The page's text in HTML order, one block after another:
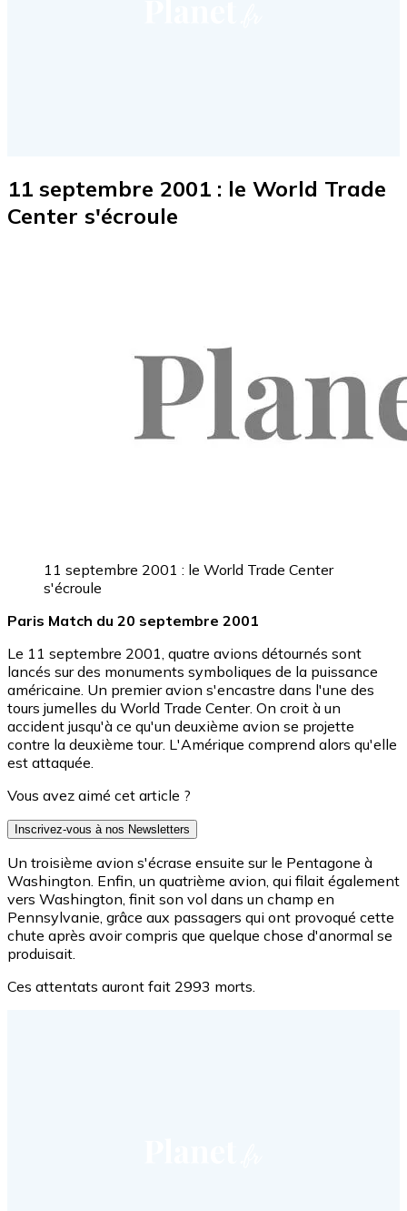
11 septembre 2001 : le World Trade
Center s'écroule
11 septembre 2001 : le World Trade Center
s'écroule
Paris Match du 20 septembre 2001
Le 11 septembre 2001, quatre avions détournés sont
lancés sur des monuments symboliques de la puissance
américaine. Un premier avion s'encastre dans l'une des
tours jumelles du World Trade Center. On croit à un
accident jusqu'à ce qu'un deuxième avion se projette
contre la deuxième tour. L'Amérique comprend alors qu'elle
est attaquée.
Vous avez aimé cet article ?
Inscrivez-vous à nos Newsletters
Un troisième avion s'écrase ensuite sur le Pentagone à
Washington. Enfin, un quatrième avion, qui filait également
vers Washington, finit son vol dans un champ en
Pennsylvanie, grâce aux passagers qui ont provoqué cette
chute après avoir compris que quelque chose d'anormal se
produisait.
Ces attentats auront fait 2993 morts.